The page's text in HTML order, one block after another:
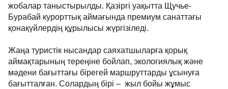
жобалар таныстырылды. Қазіргі уақытта Щучье-
Бурабай курорттық аймағында премиум санаттағы
қонақүйлердің құрылысы жүргізіледі.
Жаңа туристік нысандар саяхатшыларға қорық
аймақтарының тереңіне бойлап, экологиялық және
мәдени бағыттағы бірегей маршруттарды ұсынуға
бағытталған. Солардың бірі – жыл бойы жұмыс